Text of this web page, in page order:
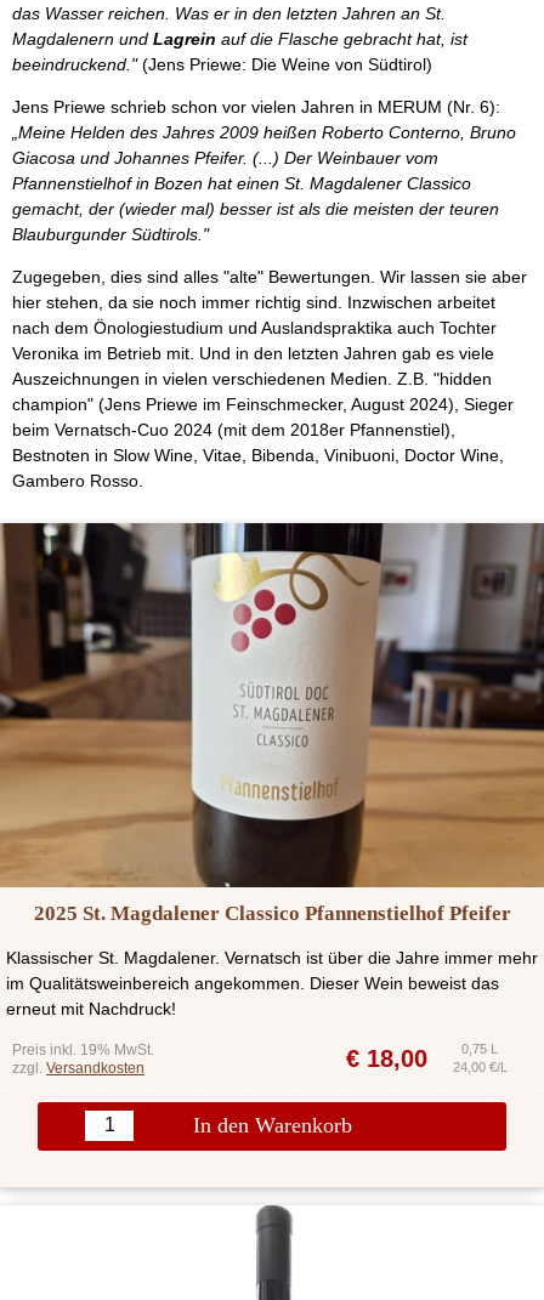
das Wasser reichen. Was er in den letzten Jahren an St.
Magdalenern und Lagrein auf die Flasche gebracht hat, ist
beeindruckend."(Jens Priewe: Die Weine von Südtirol)
Jens Priewe schrieb schon vor vielen Jahren in MERUM (Nr. 6):
„Meine Helden des Jahres 2009 heißen Roberto Conterno, Bruno
Giacosa und Johannes Pfeifer. (...) Der Weinbauer vom
Pfannenstielhof in Bozen hat einen St. Magdalener Classico
gemacht, der (wieder mal) besser ist als die meisten der teuren
Blauburgunder Südtirols."
Zugegeben, dies sind alles "alte" Bewertungen. Wir lassen sie aber
hier stehen, da sie noch immer richtig sind. Inzwischen arbeitet
nach dem Önologiestudium und Auslandspraktika auch Tochter
Veronika im Betrieb mit. Und in den letzten Jahren gab es viele
Auszeichnungen in vielen verschiedenen Medien. Z.B. "hidden
champion" (Jens Priewe im Feinschmecker, August 2024), Sieger
beim Vernatsch-Cuo 2024 (mit dem 2018er Pfannenstiel),
Bestnoten in Slow Wine, Vitae, Bibenda, Vinibuoni, Doctor Wine,
Gambero Rosso.
2025 St. Magdalener Classico Pfannenstielhof Pfeifer
Klassischer St. Magdalener. Vernatsch ist über die Jahre immer mehr
im Qualitätsweinbereich angekommen. Dieser Wein beweist das
erneut mit Nachdruck!
Preis inkl. 19% MwSt.
zzgl. Versandkosten € 18,00
0,75 L
24,00 €/L
In den Warenkorb